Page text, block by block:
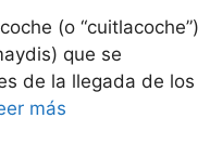
(o “cuitlacoche”)
que se
de la llegada de los
más